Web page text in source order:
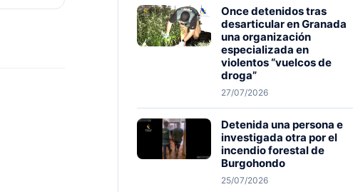
Once detenidos tras
desarticular en Granada
una organización
especializada en
violentos “vuelcos de
droga”
27/07/2026
Detenida una persona e
investigada otra por el
incendio forestal de
Burgohondo
25/07/2026